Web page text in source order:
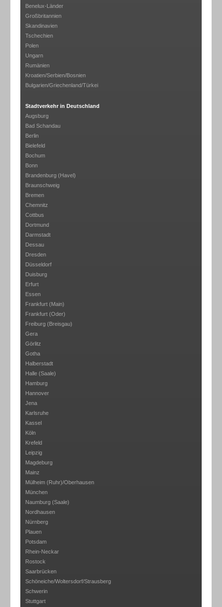
Benelux-Länder
Großbritannien
Skandinavien
Tschechien
Polen
Ungarn
Rumänien
Kroatien/Serbien/Bosnien
Bulgarien/Griechenland/Türkei
Stadtverkehr in Deutschland
Augsburg
Bad Schandau
Berlin
Bielefeld
Bochum
Bonn
Brandenburg (Havel)
Braunschweig
Bremen
Chemnitz
Cottbus
Dortmund
Darmstadt
Dessau
Dresden
Düsseldorf
Duisburg
Erfurt
Essen
Frankfurt (Main)
Frankfurt (Oder)
Freiburg (Breisgau)
Gera
Görlitz
Gotha
Halberstadt
Halle (Saale)
Hamburg
Hannover
Jena
Karlsruhe
Kassel
Köln
Krefeld
Leipzig
Magdeburg
Mainz
Mülheim (Ruhr)/Oberhausen
München
Naumburg (Saale)
Nordhausen
Nürnberg
Plauen
Potsdam
Rhein-Neckar
Rostock
Saarbrücken
Schöneiche/Woltersdorf/Strausberg
Schwerin
Stuttgart